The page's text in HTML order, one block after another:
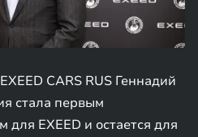
CARS RUS Геннадий
стала первым
EXEED и остается для